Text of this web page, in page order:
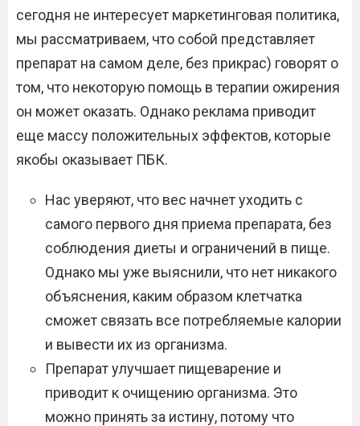
сегодня не интересует маркетинговая политика,
мы рассматриваем, что собой представляет
препарат на самом деле, без прикрас) говорят о
том, что некоторую помощь в терапии ожирения
он может оказать. Однако реклама приводит
еще массу положительных эффектов, которые
якобы оказывает ПБК.
Нас уверяют, что вес начнет уходить с
самого первого дня приема препарата, без
соблюдения диеты и ограничений в пище.
Однако мы уже выяснили, что нет никакого
объяснения, каким образом клетчатка
сможет связать все потребляемые калории
и вывести их из организма.
Препарат улучшает пищеварение и
приводит к очищению организма. Это
можно принять за истину, потому что